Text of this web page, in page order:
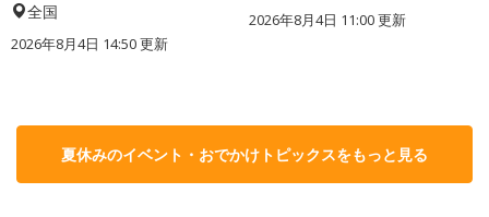
全国
2026年8月4日 14:50更新
2026年8月4日 11:00更新
夏休みのイベント・おでかけトピックスをもっと見る